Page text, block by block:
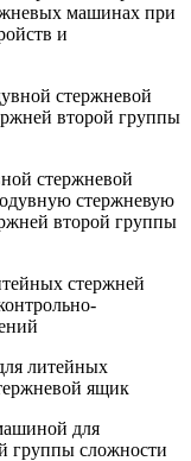
машинах при
и
стержневой
второй группы
стержневой
стержневую
второй группы
стержней
литейных
ящик
для
группы сложности